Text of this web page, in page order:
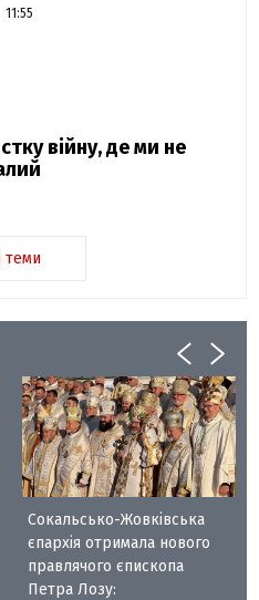
11:55
війну, де ми не
теми
Сокальсько-Жовківська
єпархія отримала нового
правлячого єпископа
Петра Лозу: